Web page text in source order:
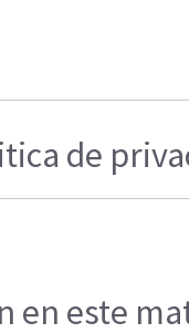
de
en este